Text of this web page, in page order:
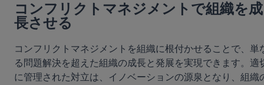
コンフリクトマネジメントで組織を成
長させる
コンフリクトマネジメントを組織に根付かせることで、単
る問題解決を超えた組織の成長と発展を実現できます。適
に管理された対立は、イノベーションの源泉となり、組織